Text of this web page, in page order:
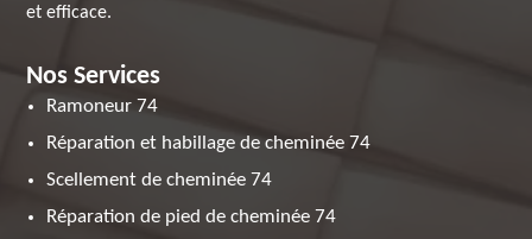
et efficace.
Nos Services
Ramoneur 74
Réparation et habillage de cheminée 74
Scellement de cheminée 74
Réparation de pied de cheminée 74